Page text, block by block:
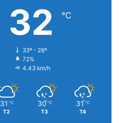
32 ℃
33º - 26º
72%
4.43 km/h
31 ℃
T2
30 ℃
T3
31 ℃
T4